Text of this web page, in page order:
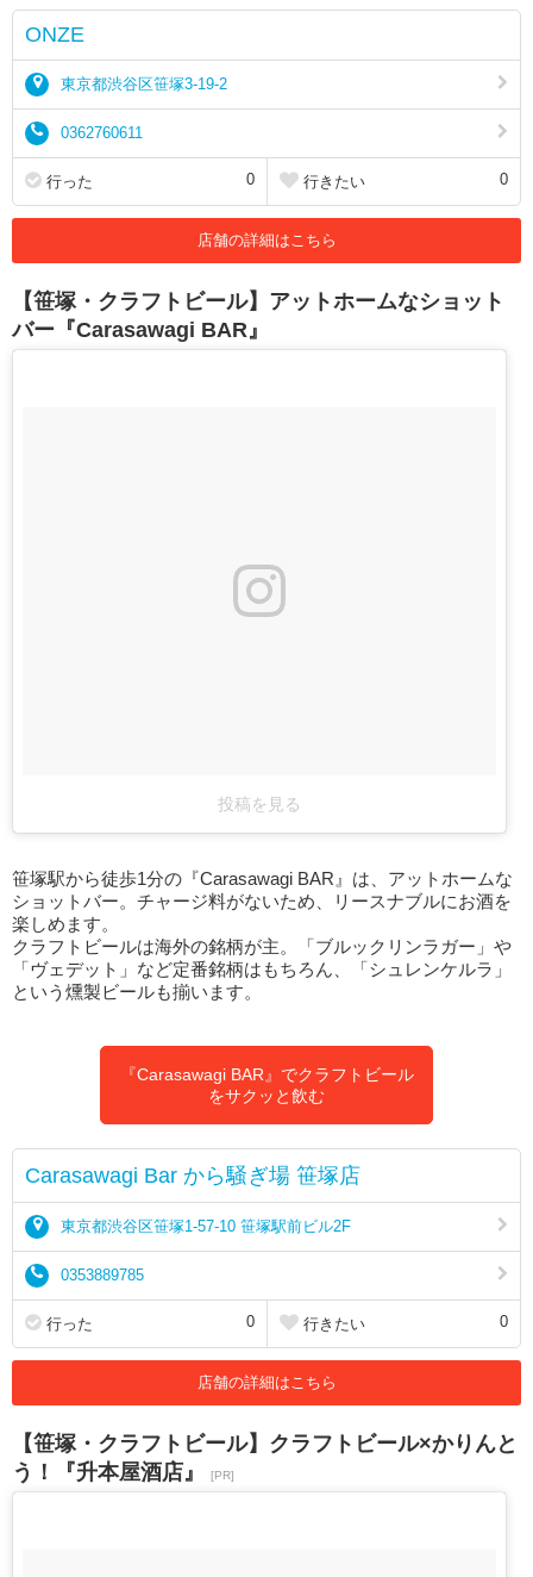
ONZE
東京都渋谷区笹塚3-19-2
0362760611
行った 0 行きたい 0
店舗の詳細はこちら
【笹塚・クラフトビール】アットホームなショット
バー『Carasawagi BAR』
投稿を見る
笹塚駅から徒歩1分の『Carasawagi BAR』は、アットホームな
ショットバー。チャージ料がないため、リースナブルにお酒を
楽しめます。
クラフトビールは海外の銘柄が主。「ブルックリンラガー」や
「ヴェデット」など定番銘柄はもちろん、「シュレンケルラ」
という燻製ビールも揃います。
『Carasawagi BAR』でクラフトビール
をサクッと飲む
Carasawagi Bar から騒ぎ場 笹塚店
東京都渋谷区笹塚1-57-10 笹塚駅前ビル2F
0353889785
行った 0 行きたい 0
店舗の詳細はこちら
【笹塚・クラフトビール】クラフトビール×かりんと
う！『升本屋酒店』
[PR]